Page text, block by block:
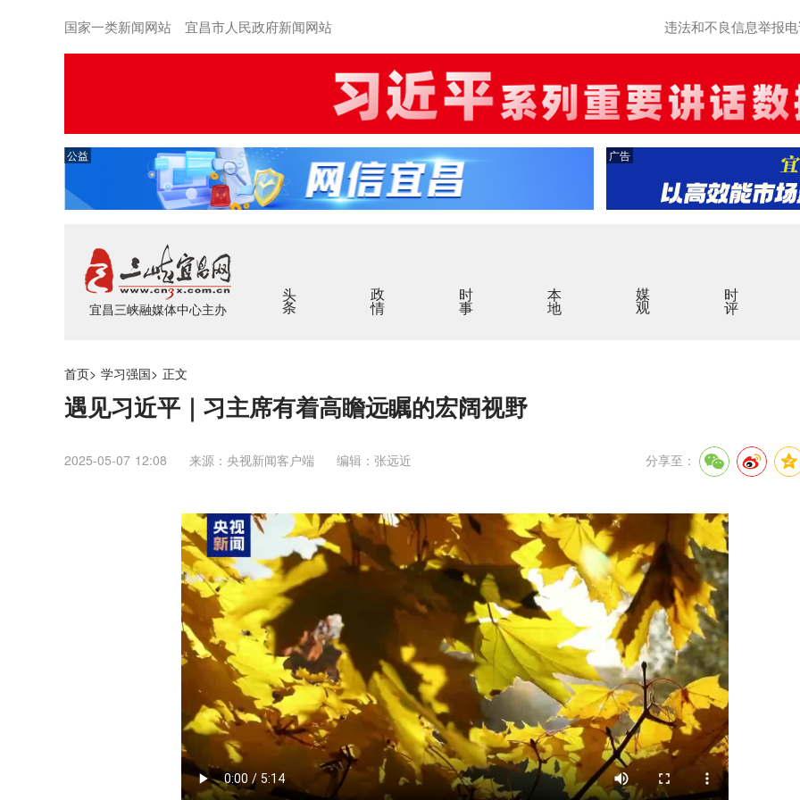
国家一类新闻网站 宜昌市人民政府新闻网站 违法和不良信息举报
公益 广告
宜昌三峡融媒体中心主办
头条 政情 时事 本地 媒观 时评
首页> 学习强国> 正文
遇见习近平｜习主席有着高瞻远瞩的宏阔视野
2025-05-07 12:08 来源：央视新闻客户端 编辑：张远近 分享至：